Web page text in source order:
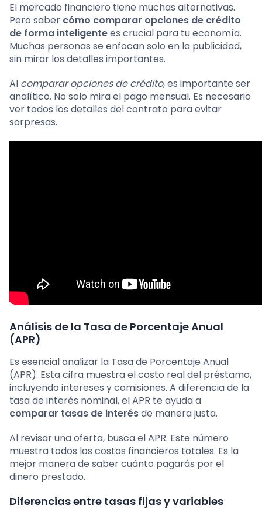
El mercado financiero tiene muchas alternativas.
Pero saber cómo comparar opciones de crédito
de forma inteligentees crucial para tu economía.
Muchas personas se enfocan solo en la publicidad,
sin mirar los detalles importantes.
Al comparar opciones de crédito, es importante ser
analítico. No solo mira el pago mensual. Es necesario
ver todos los detalles del contrato para evitar
sorpresas.
Análisis de la Tasa de Porcentaje Anual
(APR)
Es esencial analizar la Tasa de Porcentaje Anual
(APR). Esta cifra muestra el costo real del préstamo,
incluyendo intereses y comisiones. A diferencia de la
tasa de interés nominal, el APR te ayuda a
comparar tasas de interésde manera justa.
Al revisar una oferta, busca el APR. Este número
muestra todos los costos financieros totales. Es la
mejor manera de saber cuánto pagarás por el
dinero prestado.
Diferencias entre tasas fijas y variables